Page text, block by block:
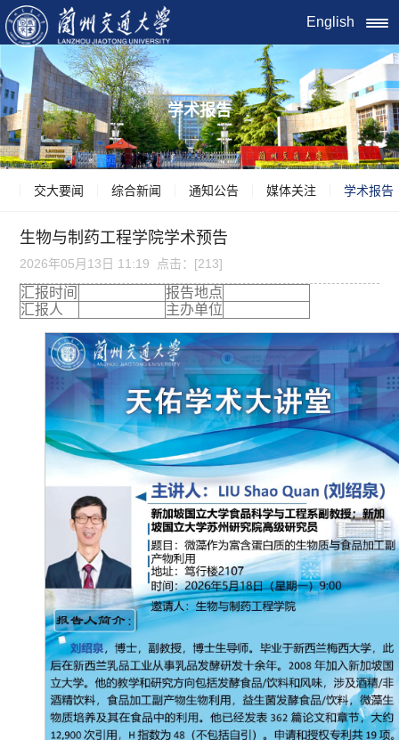
English
学术报告
交大要闻 综合新闻 通知公告 媒体关注 学术报告
生物与制药工程学院学术预告
2026年05月13日 11:19 点击：[213]
汇报时间
报告地点
汇报人
主办单位